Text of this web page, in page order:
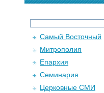
Самый Восточный
Митрополия
Епархия
Семинария
Церковные СМИ